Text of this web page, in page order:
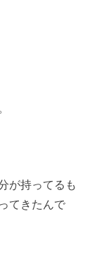
が持ってるも
てきたんで